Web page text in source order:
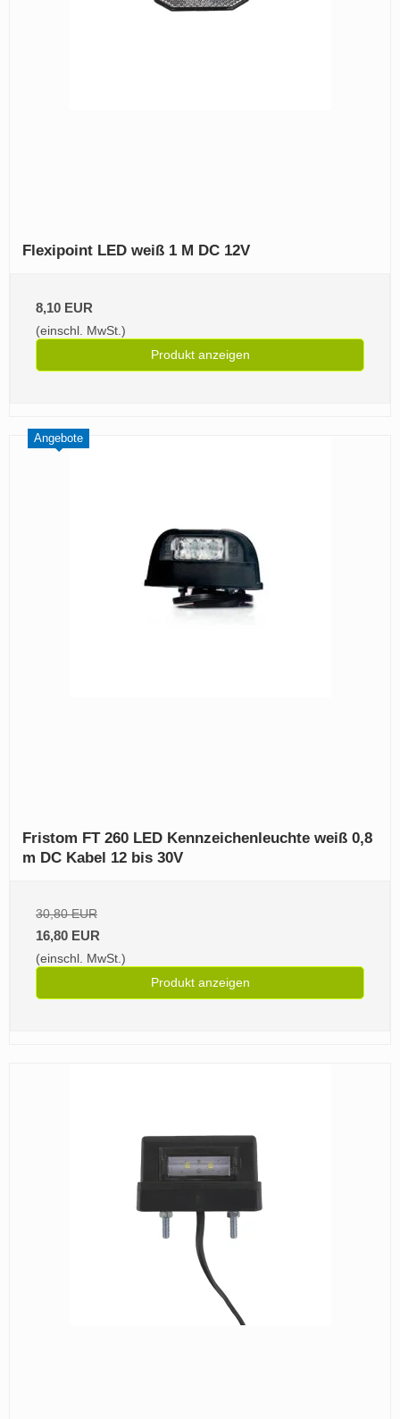
Flexipoint LED weiß 1 M DC 12V
8,10 EUR
(einschl. MwSt.)
Produkt anzeigen
Angebote
Fristom FT 260 LED Kennzeichenleuchte weiß 0,8
m DC Kabel 12 bis 30V
30,80 EUR
16,80 EUR
(einschl. MwSt.)
Produkt anzeigen